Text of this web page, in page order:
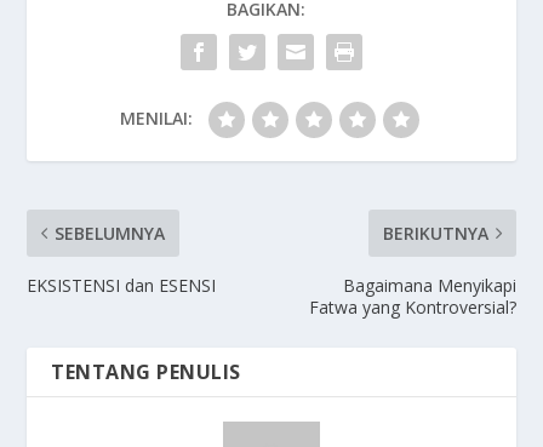
BAGIKAN:
MENILAI:
SEBELUMNYA
EKSISTENSI dan ESENSI
BERIKUTNYA
Bagaimana Menyikapi
Fatwa yang Kontroversial?
TENTANG PENULIS